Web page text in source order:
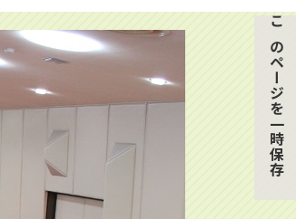
ー
ド
このページを一時保存